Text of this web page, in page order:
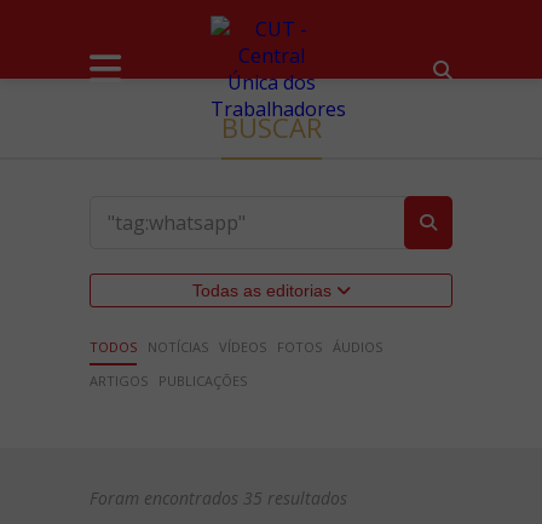
BUSCAR
Todas as editorias
TODOS NOTÍCIAS VÍDEOS FOTOS ÁUDIOS
ARTIGOS
PUBLICAÇÕES
Foram encontrados 35 resultados